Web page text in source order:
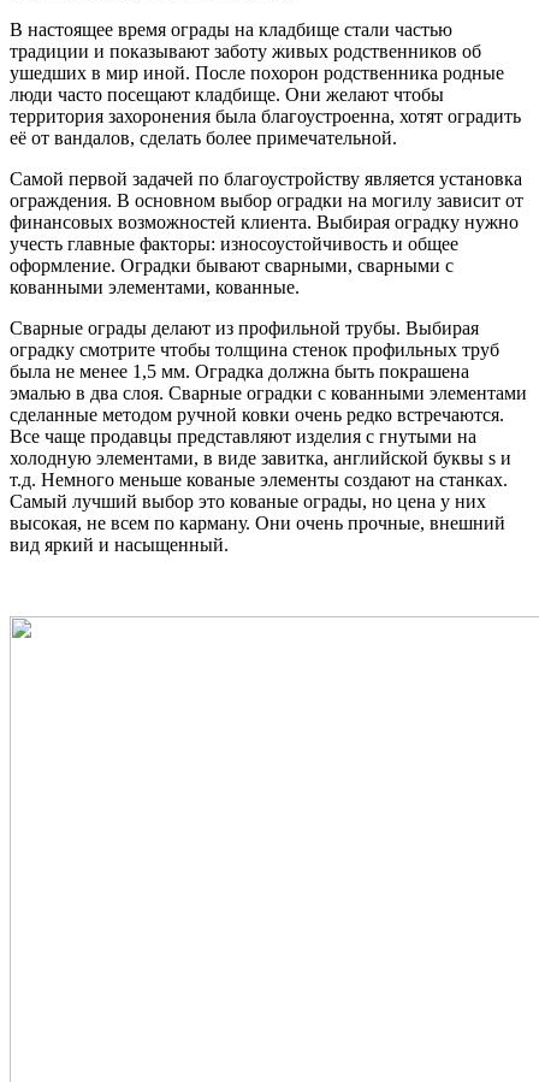
В настоящее время ограды на кладбище стали частью
традиции и показывают заботу живых родственников об
ушедших в мир иной. После похорон родственника родные
люди часто посещают кладбище. Они желают чтобы
территория захоронения была благоустроенна, хотят оградить
её от вандалов, сделать более примечательной.
Самой первой задачей по благоустройству является установка
ограждения. В основном выбор оградки на могилу зависит от
финансовых возможностей клиента. Выбирая оградку нужно
учесть главные факторы: износоустойчивость и общее
оформление. Оградки бывают сварными, сварными с
кованными элементами, кованные.
Сварные ограды делают из профильной трубы. Выбирая
оградку смотрите чтобы толщина стенок профильных труб
была не менее 1,5 мм. Оградка должна быть покрашена
эмалью в два слоя. Сварные оградки с кованными элементами
сделанные методом ручной ковки очень редко встречаются.
Все чаще продавцы представляют изделия с гнутыми на
холодную элементами, в виде завитка, английской буквы s и
т.д. Немного меньше кованые элементы создают на станках.
Самый лучший выбор это кованые ограды, но цена у них
высокая, не всем по карману. Они очень прочные, внешний
вид яркий и насыщенный.